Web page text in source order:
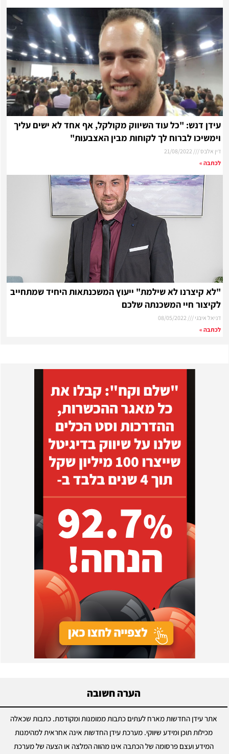
עידן דנש: "כל עוד השיווק מקולקל, אף אחד לא ישים עליך
וימשיכו לברוח לך לקוחות מבין האצבעות"
דין אלבס
לכתבה »
"לא קיצרנו לא שילמת" ייעוץ המשכנתאות היחיד שמתחייב
לקיצור חיי המשכנתה שלכם
דניאל איבגי
לכתבה »
הערה חשובה
אתר עידן החדשות מארח לעתים כתבות ממומנות ומקודמת. כתבות שכאלה
מכילות תוכן ומידע שיווקי. מערכת עידן החדשות אינה אחראית למהימנות
המידע ועצם פרסומה של הכתבה אינו מהווה המלצה או הצעה של מערכת